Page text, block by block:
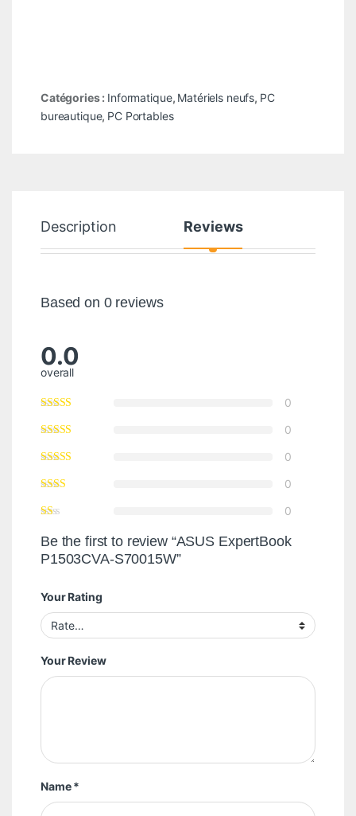
Catégories : Informatique, Matériels neufs, PC
bureautique, PC Portables
Description Reviews
Based on 0 reviews
0.0
overall
0
0
0
0
0
Be the first to review “ASUS ExpertBook
P1503CVA-S70015W”
Your Rating
Your Review
Name*